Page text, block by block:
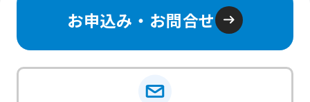
お申込み・お問合せ